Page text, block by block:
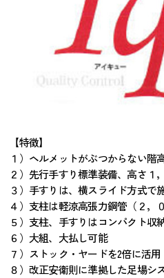
【特徴】
１）ヘルメットがぶつからない階
２）先行手すり標準装備、高さ１
３）手すりは、横スライド方式で
４）支柱は軽涼高張力鋼管（２，
５）支柱、手すりはコンパクト収
６）大組、大払し可能
７）ストック・ヤードを2倍に活用
８）改正安衛則に準拠した足場シ